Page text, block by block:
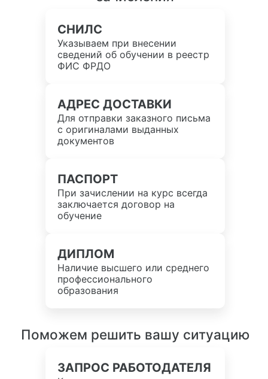
СНИЛС
Указываем при внесении
сведений об обучении в реестр
ФИС ФРДО
АДРЕС ДОСТАВКИ
Для отправки заказного письма
с оригиналами выданных
документов
ПАСПОРТ
При зачислении на курс всегда
заключается договор на
обучение
ДИПЛОМ
Наличие высшего или среднего
профессионального
образования
Поможем решить вашу ситуацию
ЗАПРОС РАБОТОДАТЕЛЯ